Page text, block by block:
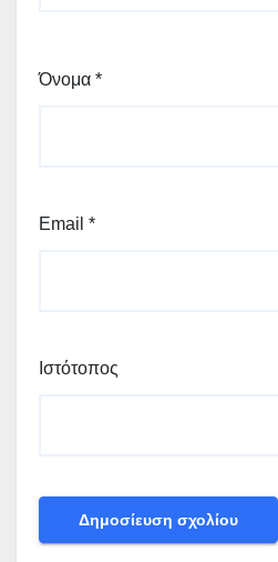
Όνομα *
Email *
Ιστότοπος